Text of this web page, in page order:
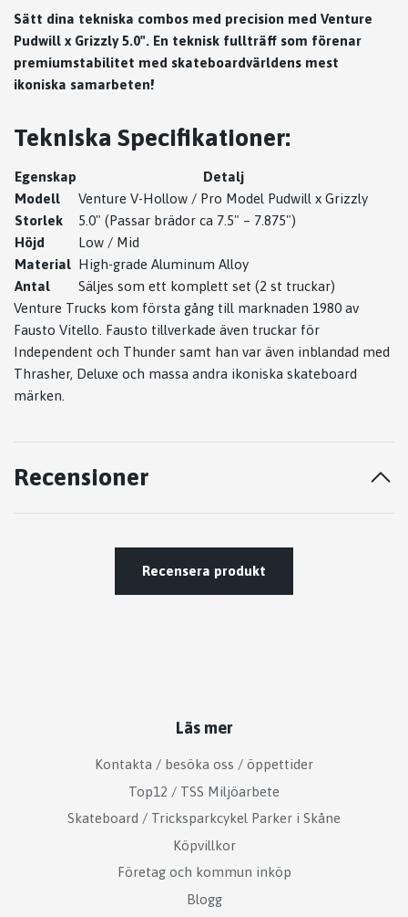
Sätt dina tekniska combos med precision med Venture
Pudwill x Grizzly 5.0". En teknisk fullträff som förenar
premiumstabilitet med skateboardvärldens mest
ikoniska samarbeten!
Tekniska Specifikationer:
Egenskap
Detalj
Modell
Venture V-Hollow / Pro Model Pudwill x Grizzly
Storlek
5.0" (Passar brädor ca 7.5" – 7.875")
Höjd
Low / Mid
Material High-grade Aluminum Alloy
Antal
Säljes som ett komplett set (2 st truckar)
Venture Trucks kom första gång till marknaden 1980 av
Fausto Vitello. Fausto tillverkade även truckar för
Independent och Thunder samt han var även inblandad med
Thrasher, Deluxe och massa andra ikoniska skateboard
märken.
Recensioner
Recensera produkt
Läs mer
Kontakta / besöka oss / öppettider
Top12 / TSS Miljöarbete
Skateboard / Tricksparkcykel Parker i Skåne
Köpvillkor
Företag och kommun inköp
Blogg